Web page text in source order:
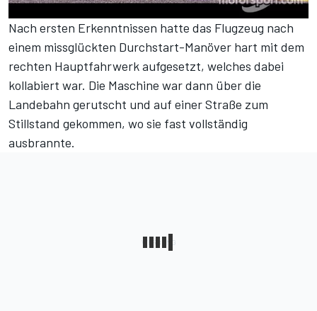
Nach ersten Erkenntnissen hatte das Flugzeug nach
einem missglückten Durchstart-Manöver hart mit dem
rechten Hauptfahrwerk aufgesetzt, welches dabei
kollabiert war. Die Maschine war dann über die
Landebahn gerutscht und auf einer Straße zum
Stillstand gekommen, wo sie fast vollständig
ausbrannte.